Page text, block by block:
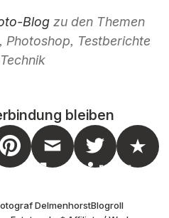
Blog zu den Themen
Testberichte
bleiben
Mail
Twitter
DelmenhorstBlogroll